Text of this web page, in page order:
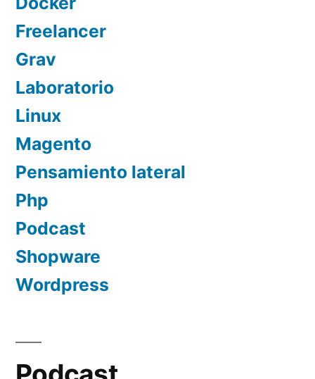
Freelancer
Grav
Laboratorio
Linux
Magento
Pensamiento lateral
Php
Podcast
Shopware
Wordpress